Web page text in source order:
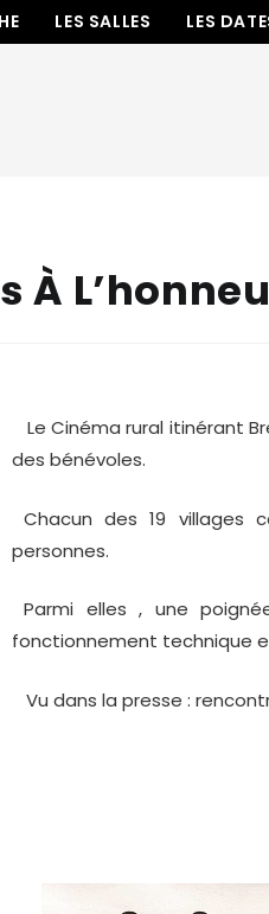
LES SALLES LES
À
Le Cinéma rural itinérant
des bénévoles.
Chacun des 19 villages
personnes.
Parmi elles , une
fonctionnement technique
Vu dans la presse :